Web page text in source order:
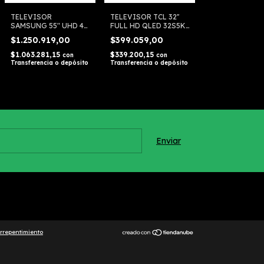
TELEVISOR
SAMSUNG 55" UHD 4K
SMART AU7000
$1.250.919,00
$1.063.281,15 con
Transferencia o depósito
TELEVISOR TCL 32''
FULL HD QLED 32S5K-
F GOOGLE TV
$399.059,00
$339.200,15 con
Transferencia o depósito